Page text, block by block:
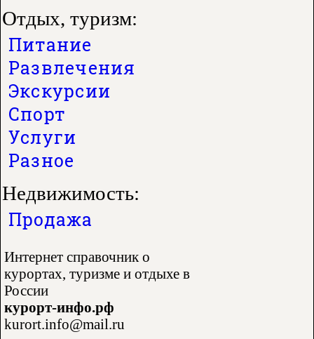
Отдых, туризм:
Питание
Развлечения
Экскурсии
Спорт
Услуги
Разное
Недвижимость:
Продажа
Интернет справочник о
курортах, туризме и отдыхе в
России
курорт-инфо.рф
kurort.info@mail.ru